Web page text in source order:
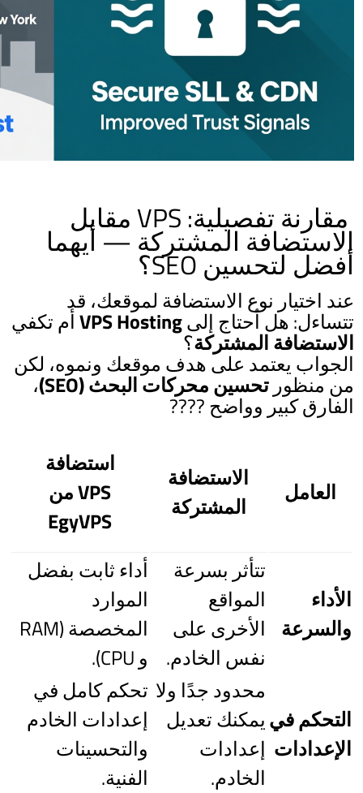
مقارنة تفصيلية: VPS مقابل
الاستضافة المشتركة — أيهما
أفضل لتحسين SEO؟
عند اختيار نوع الاستضافة لموقعك، قد
تتساءل: هل أحتاج إلىVPS Hostingأم تكفي
الاستضافة المشتركة؟
الجواب يعتمد على هدف موقعك ونموه، لكن
من منظورتحسين محركات البحث (SEO) ،
الفارق كبير وواضح ????
العامل
الاستضافة
المشتركة
استضافة
VPS من
EgyVPS
الأداء
والسرعة
تتأثر بسرعة
المواقع
الأخرى على
نفس الخادم.
أداء ثابت بفضل
الموارد
المخصصة (RAM
و CPU).
التحكم في
الإعدادات
محدود جدًا ولا
يمكنك تعديل
إعدادات
الخادم.
تحكم كامل في
إعدادات الخادم
والتحسينات
الفنية.